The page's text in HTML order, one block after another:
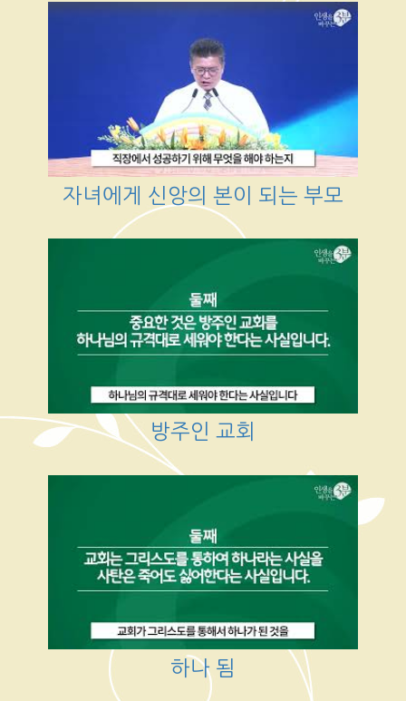
자녀에게 신앙의 본이 되는 부모
방주인 교회
하나 됨